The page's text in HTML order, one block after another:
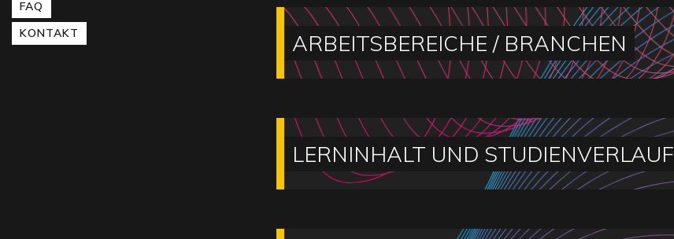
FAQ
KONTAKT
ARBEITSBEREICHE / BRANCHEN
LERNINHALT UND STUDIENVERLAUF